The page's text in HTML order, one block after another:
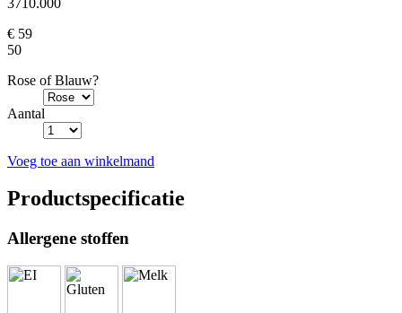
€ 59
50
Rose of Blauw?
Aantal
Voeg toe aan winkelmand
Productspecificatie
Allergene stoffen